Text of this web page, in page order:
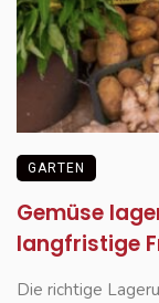
GARTEN
Gemüse
langfristige
Die richtige